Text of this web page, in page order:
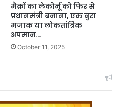
मैक्रों का लेकोर्नू को फिर से
प्रधानमंत्री बनाना, एक बुरा
मजाक या लोकतांत्रिक
अपमान…
October 11, 2025